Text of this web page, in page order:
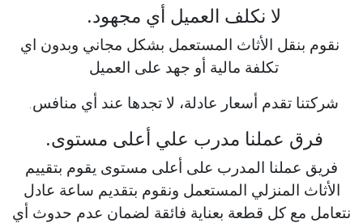
لا نكلف العميل أي مجهود.
نقوم بنقل الأثاث المستعمل بشكل مجاني وبدون اي
تكلفة مالية أو جهد على العميل
شركتنا تقدم أسعار عادلة، لا تجدها عند أي منافس.
فرق عملنا مدرب علي أعلى مستوى.
فريق عملنا المدرب على أعلى مستوى يقوم بتقييم
الأثاث المنزلي المستعمل ونقوم بتقديم ساعة عادل
نتعامل مع كل قطعة بعناية فائقة لضمان عدم حدوث أي